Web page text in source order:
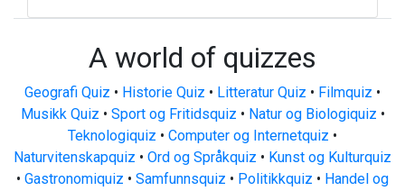
A world of quizzes
Geografi Quiz • Historie Quiz • Litteratur Quiz • Filmquiz •
Musikk Quiz • Sport og Fritidsquiz • Natur og Biologiquiz •
Teknologiquiz • Computer og Internetquiz •
Naturvitenskapquiz • Ord og Språkquiz • Kunst og Kulturquiz
• Gastronomiquiz • Samfunnsquiz • Politikkquiz • Handel og